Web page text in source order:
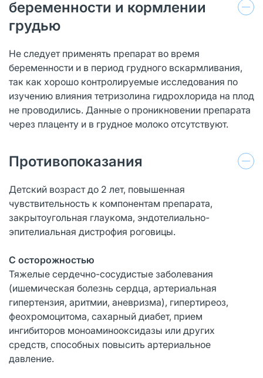
беременности и кормлении
грудью
Не следует применять препарат во время
беременности и в период грудного вскармливания,
так как хорошо контролируемые исследования по
изучению влияния тетризолина гидрохлорида на плод
не проводились. Данные о проникновении препарата
через плаценту и в грудное молоко отсутствуют.
Противопоказания
Детский возраст до 2 лет, повышенная
чувствительность к компонентам препарата,
закрытоугольная глаукома, эндотелиально-
эпителиальная дистрофия роговицы.
С осторожностью
Тяжелые сердечно-сосудистые заболевания
(ишемическая болезнь сердца, артериальная
гипертензия, аритмии, аневризма), гипертиреоз,
феохромоцитома, сахарный диабет, прием
ингибиторов моноаминооксидазы или других
средств, способных повысить артериальное
давление.